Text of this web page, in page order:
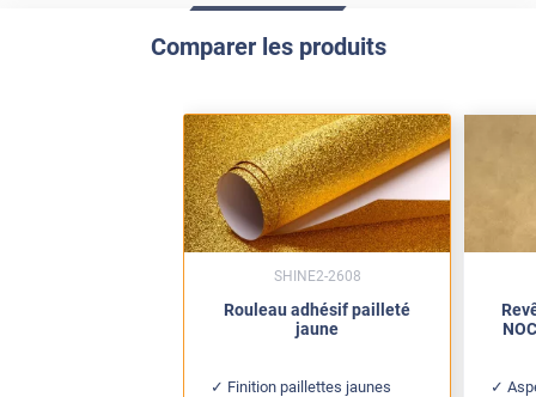
Comparer les produits
Rouleau adhésif pailleté
jaune
Finition paillettes jaunes
SHINE2-2608